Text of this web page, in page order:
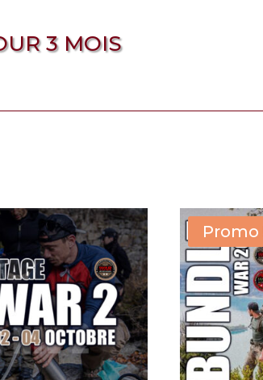
3 MOIS
Promo